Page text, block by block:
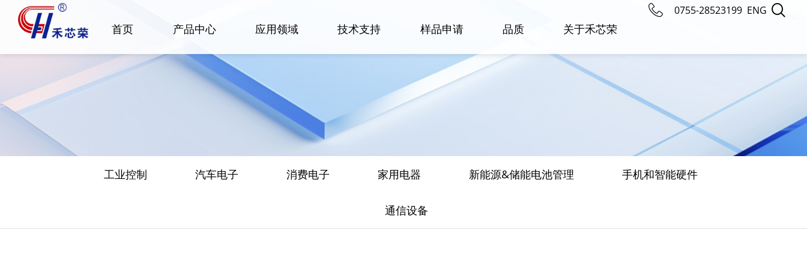
首页 产品中心 应用领域 技术支持 样品申请 品质 关于禾芯荣
0755-28523199 ENG
工业控制 汽车电子 消费电子 家用电器 新能源&储能电池管理 手机和智能硬件
通信设备